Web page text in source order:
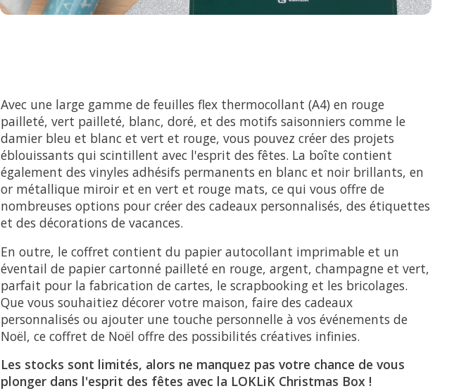
Avec une large gamme de feuilles flex thermocollant (A4) en rouge
pailleté, vert pailleté, blanc, doré, et des motifs saisonniers comme le
damier bleu et blanc et vert et rouge, vous pouvez créer des projets
éblouissants qui scintillent avec l'esprit des fêtes. La boîte contient
également des vinyles adhésifs permanents en blanc et noir brillants, en
or métallique miroir et en vert et rouge mats, ce qui vous offre de
nombreuses options pour créer des cadeaux personnalisés, des étiquettes
et des décorations de vacances.
En outre, le coffret contient du papier autocollant imprimable et un
éventail de papier cartonné pailleté en rouge, argent, champagne et vert,
parfait pour la fabrication de cartes, le scrapbooking et les bricolages.
Que vous souhaitiez décorer votre maison, faire des cadeaux
personnalisés ou ajouter une touche personnelle à vos événements de
Noël, ce coffret de Noël offre des possibilités créatives infinies.
Les stocks sont limités, alors ne manquez pas votre chance de vous
plonger dans l'esprit des fêtes avec la LOKLiK Christmas Box !